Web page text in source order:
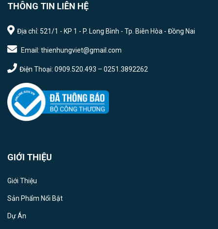
THÔNG TIN LIÊN HỆ
Địa chỉ: 521/1 - KP 1 - P. Long Bình - Tp. Biên Hòa - Đồng Nai
Email: thienhungviet@gmail.com
Điện Thoại: 0909.520.493 – 0251.3892262
GIỚI THIỆU
Giới Thiệu
Sản Phẩm Nổi Bật
Dự Án